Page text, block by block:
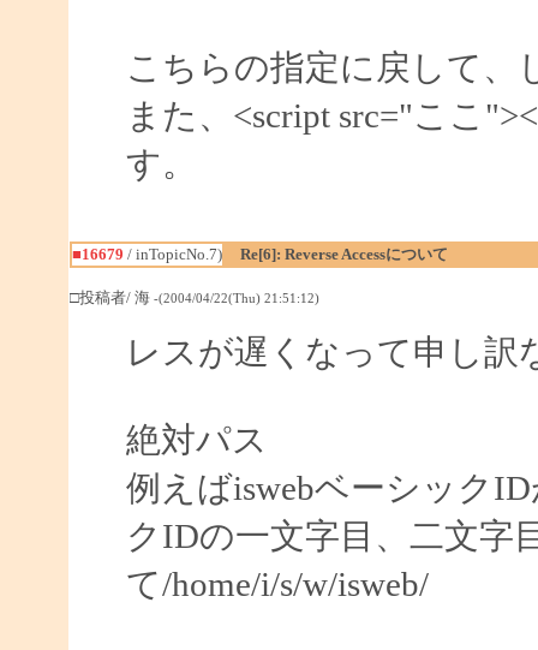
こちらの指定に戻して、
また、<script src="ここ
す。
■16679 / inTopicNo.7) Re[6]: Reverse Accessについて
□投稿者/ 海 -(2004/04/22(Thu) 21:51:12)
レスが遅くなって申し訳
絶対パス
例えばiswebベーシック
クIDの一文字目、二文字
て/home/i/s/w/isweb/